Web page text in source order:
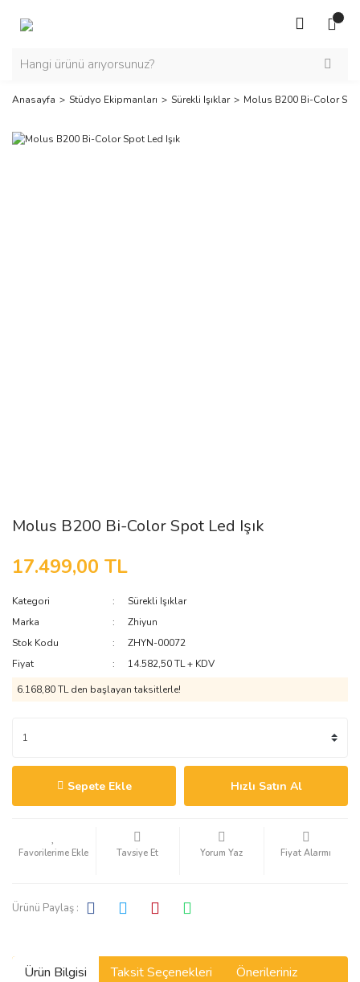
Anasayfa Stüdyo Ekipmanları Sürekli Işıklar Molus B200 Bi-Color
Molus B200 Bi-Color Spot Led Işık
17.499,00 TL
Kategori
Sürekli Işıklar
Marka
Zhiyun
Stok Kodu
ZHYN-00072
Fiyat
14.582,50 TL + KDV
6.168,80 TL den başlayan taksitlerle!
Sepete Ekle Hızlı Satın Al
Tavsiye Et Yorum Yaz Fiyat Alarmı
Ürünü Paylaş :
Ürün Bilgisi Taksit Seçenekleri Önerileriniz